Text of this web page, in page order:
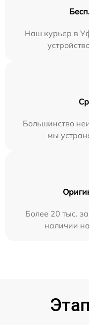
Наш курьер в
Большинство
мы
Более 20 тыс.
наличии